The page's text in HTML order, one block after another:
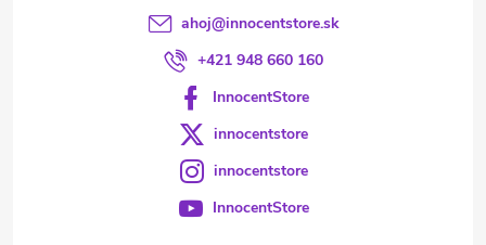
ahoj@innocentstore.sk
+421 948 660 160
InnocentStore
innocentstore
innocentstore
InnocentStore